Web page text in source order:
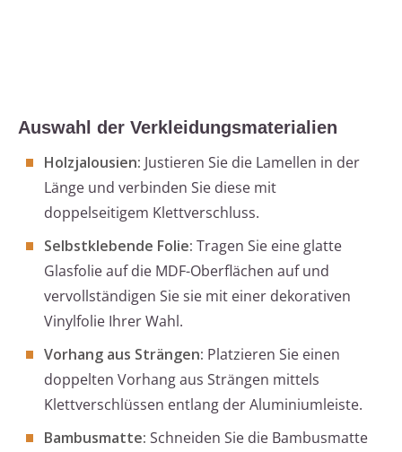
Auswahl der Verkleidungsmaterialien
Holzjalousien: Justieren Sie die Lamellen in der
Länge und verbinden Sie diese mit
doppelseitigem Klettverschluss.
Selbstklebende Folie: Tragen Sie eine glatte
Glasfolie auf die MDF-Oberflächen auf und
vervollständigen Sie sie mit einer dekorativen
Vinylfolie Ihrer Wahl.
Vorhang aus Strängen: Platzieren Sie einen
doppelten Vorhang aus Strängen mittels
Klettverschlüssen entlang der Aluminiumleiste.
Bambusmatte: Schneiden Sie die Bambusmatte